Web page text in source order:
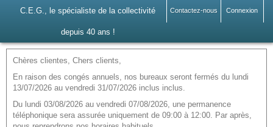
Connexion
Contactez-nous
C.E.G., le spécialiste de la collectivité
depuis 40 ans !
Chères clientes, Chers clients,
En raison des congés annuels, nos bureaux seront fermés du lundi
13/07/2026 au vendredi 31/07/2026 inclus inclus.
Du lundi 03/08/2026 au vendredi 07/08/2026, une permanence
téléphonique sera assurée uniquement de 09:00 à 12:00. Par après,